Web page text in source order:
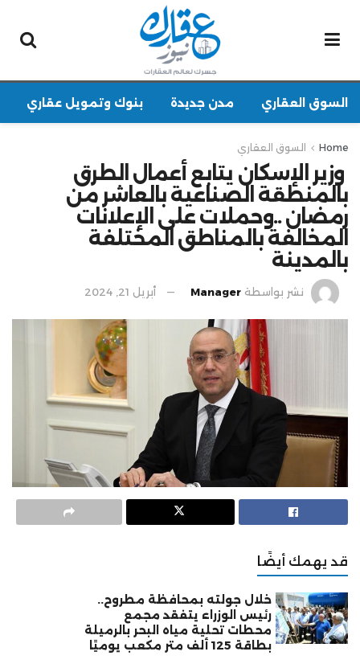
السوق العقاري مدن جديدة بنوك وتمويل عقاري
Home السوق العقاري
‫ وزير الإسكان يتابع أعمال الطرق
بالمنطقة الصناعية بالعاشر من
رمضان ..وحملات على الإعلانات
المخالفة بالمناطق المختلفة
بالمدينة
نشر بواسطة Manager أبريل 21, 2024
قد يهمك أيضًا
خلال جولته بمحافظة مطروح..
رئيس الوزراء يتفقد مجمع
محطات تحلية مياه البحر بالرميلة
بطاقة 125 ألف متر مكعب يوميًا